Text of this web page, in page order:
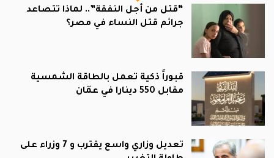
“قتل من أجل النفقة”.. لماذا تتصاعد
جرائم قتل النساء في مصر؟
قبوراً ذكية تعمل بالطاقة الشمسية
مقابل 550 دينارا في عمّان
تعديل وزاري واسع يقترب و 7 وزراء على